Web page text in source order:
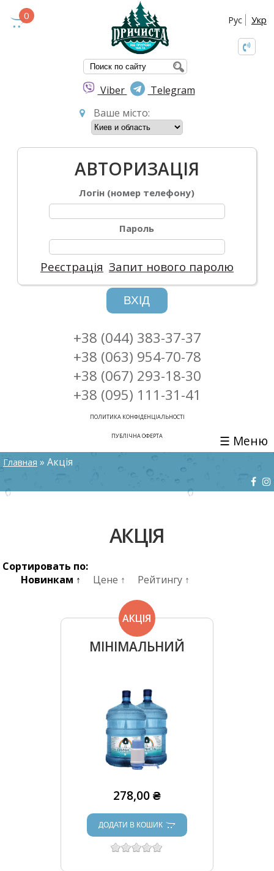
ПОШУКОВА
Viber
Telegram
Ваше місто:
АВТОРИЗАЦІЯ
Логін (номер телефону)
Пароль
Реєстрація Запит нового паролю
ВХІД
0 Рус Укр
+38 (044) 383-37-37
+38 (063) 954-70-78
+38 (067) 293-18-30
+38 (095) 111-31-41
ПОЛИТИКА КОНФІДЕНЦІАЛЬНОСТІ
ПУБЛІЧНА ОФЕРТА ☰ Меню
Главная » Акція
АКЦІЯ
Сортировать по:
Новинкам ↑
Цене ↑ Рейтингу ↑
МІНІМАЛЬНИЙ
АКЦІЯ
278,00 ₴
ДОДАТИ В КОШИК